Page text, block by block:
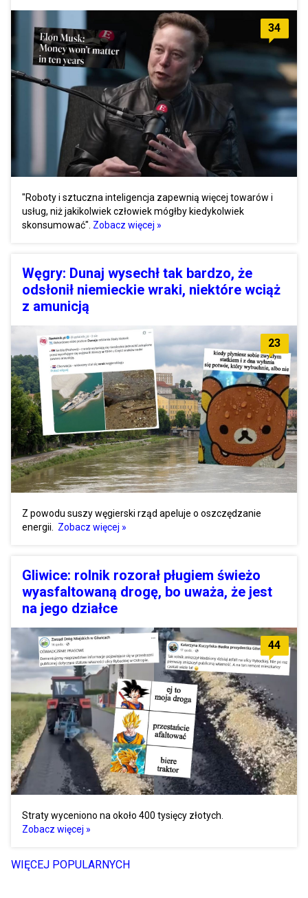
34
"Roboty i sztuczna inteligencja zapewnią więcej towarów i
usług, niż jakikolwiek człowiek mógłby kiedykolwiek
skonsumować". Zobacz więcej »
Węgry: Dunaj wysechł tak bardzo, że
odsłonił niemieckie wraki, niektóre wciąż
z amunicją
23
Z powodu suszy węgierski rząd apeluje o oszczędzanie
energii.
Zobacz więcej »
Gliwice: rolnik rozorał pługiem świeżo
wyasfaltowaną drogę, bo uważa, że jest
na jego działce
44
Straty wyceniono na około 400 tysięcy złotych.
Zobacz więcej »
WIĘCEJ POPULARNYCH